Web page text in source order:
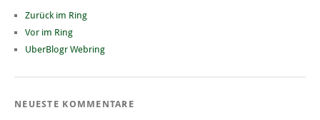
Zurück im Ring
Vor im Ring
UberBlogr Webring
NEUESTE KOMMENTARE